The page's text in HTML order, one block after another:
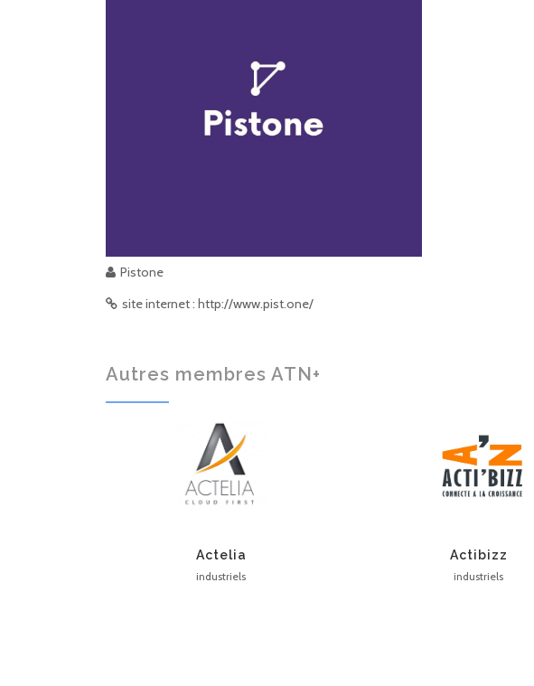
Pistone
site internet : http://www.pist.one/
Autres membres ATN+
Actelia
industriels
Actibizz
industriels